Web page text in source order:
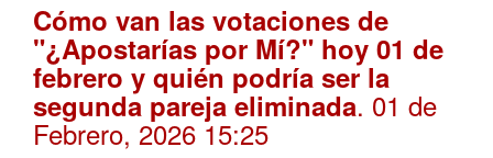
Cómo van las votaciones de
"¿Apostarías por Mí?" hoy 01 de
febrero y quién podría ser la
segunda pareja eliminada. 01 de
Febrero, 2026 15:25